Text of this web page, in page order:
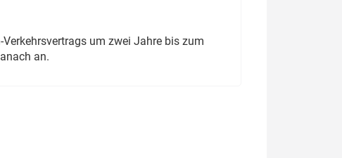
um zwei Jahre bis zum
an.